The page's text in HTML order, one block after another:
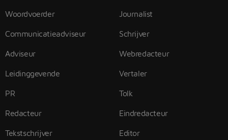
Woordvoerder
Communicatieadviseur
Adviseur
Leidinggevende
PR
Redacteur
Tekstschrijver
Journalist
Schrijver
Webredacteur
Vertaler
Tolk
Eindredacteur
Editor